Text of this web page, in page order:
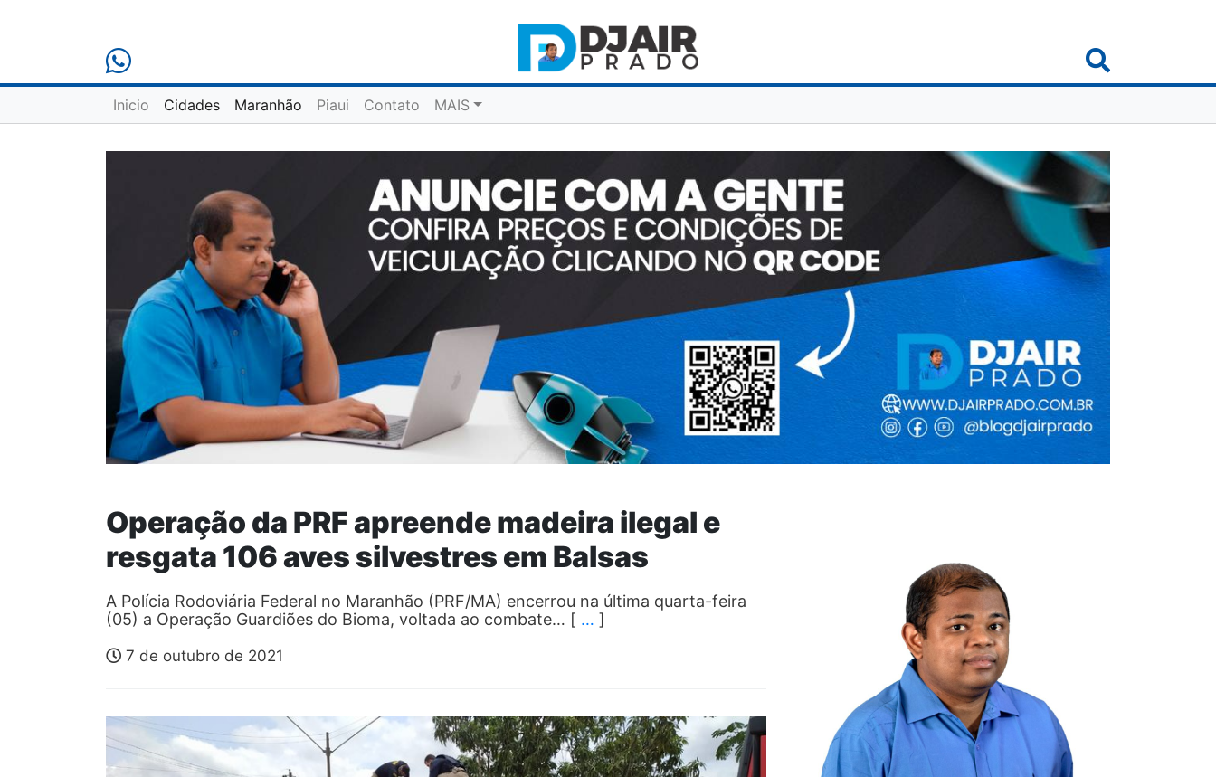
Inicio Cidades Maranhão Piaui Contato MAIS
Operação da PRF apreende madeira ilegal e
resgata 106 aves silvestres em Balsas
A Polícia Rodoviária Federal no Maranhão (PRF/MA) encerrou na última quarta-feira
(05) a Operação Guardiões do Bioma, voltada ao combate… [ … ]
7 de outubro de 2021